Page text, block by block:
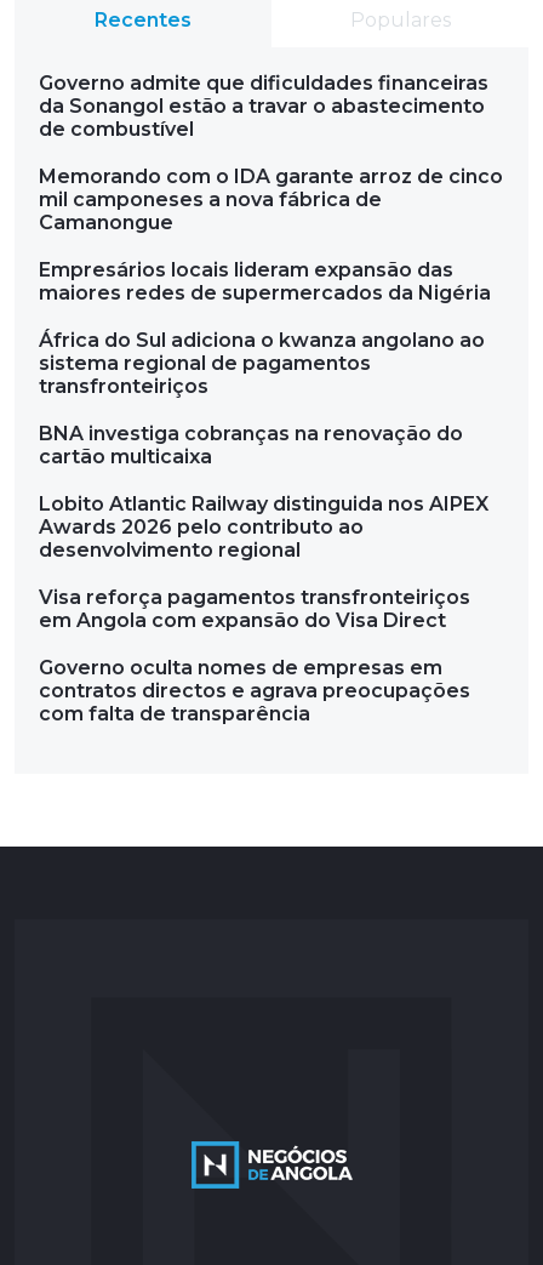
Recentes Populares
Governo admite que dificuldades financeiras
da Sonangol estão a travar o abastecimento
de combustível
Memorando com o IDA garante arroz de cinco
mil camponeses a nova fábrica de
Camanongue
Empresários locais lideram expansão das
maiores redes de supermercados da Nigéria
África do Sul adiciona o kwanza angolano ao
sistema regional de pagamentos
transfronteiriços
BNA investiga cobranças na renovação do
cartão multicaixa
Lobito Atlantic Railway distinguida nos AIPEX
Awards 2026 pelo contributo ao
desenvolvimento regional
Visa reforça pagamentos transfronteiriços
em Angola com expansão do Visa Direct
Governo oculta nomes de empresas em
contratos directos e agrava preocupações
com falta de transparência